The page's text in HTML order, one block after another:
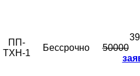
ПП-
ТХН-1
Бессрочно
50000